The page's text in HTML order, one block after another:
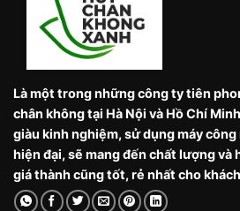
Là một trong những công ty tiên
chân không tại Hà Nội và Hồ Chí
giàu kinh nghiệm, sử dụng máy
hiện đại, sẽ mang đến chất lượng và
giá thành cũng tốt, rẻ nhất cho